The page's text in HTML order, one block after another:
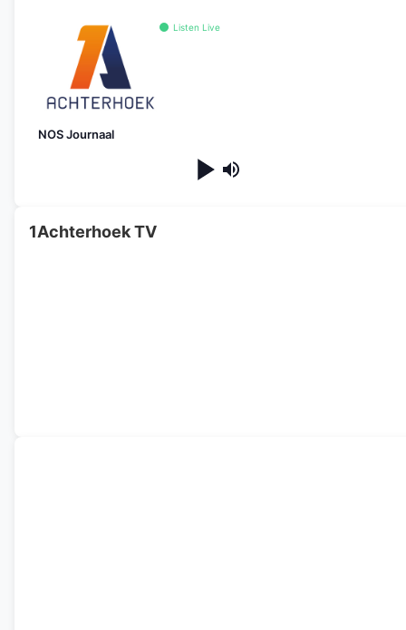
Listen Live
NOS Journaal
1Achterhoek TV